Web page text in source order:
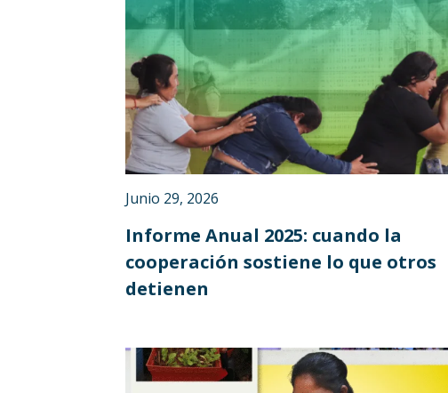
Biblioteca SIKANDA
Contacto
Italia 5×1000
Junio 29, 2026
Informe Anual 2025: cuando la
cooperación sostiene lo que otros
detienen